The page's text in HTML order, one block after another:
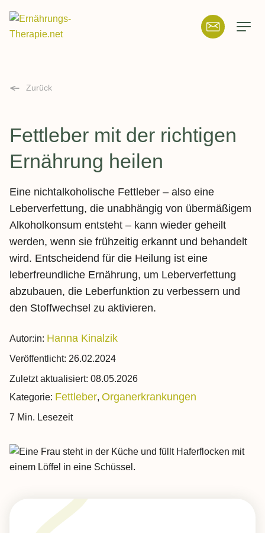
Zurück
Fettleber mit der richtigen
Ernährung heilen
Eine nichtalkoholische Fettleber – also eine
Leberverfettung, die unabhängig von übermäßigem
Alkoholkonsum entsteht – kann wieder geheilt
werden, wenn sie frühzeitig erkannt und behandelt
wird. Entscheidend für die Heilung ist eine
leberfreundliche Ernährung, um Leberverfettung
abzubauen, die Leberfunktion zu verbessern und
den Stoffwechsel zu aktivieren.
Autor:in: Hanna Kinalzik
Veröffentlicht: 26.02.2024
Zuletzt aktualisiert: 08.05.2026
Kategorie: Fettleber, Organerkrankungen
7 Min. Lesezeit